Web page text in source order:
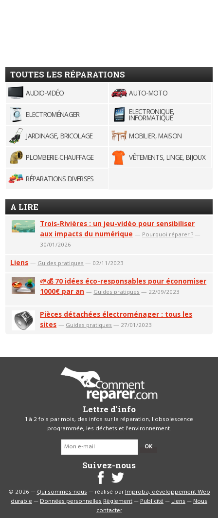
TOUTES LES RÉPARATIONS
AUDIO-VIDÉO AUTO-MOTO
ELECTROMÉNAGER ELECTRONIQUE,
INFORMATIQUE
JARDINAGE, BRICOLAGE
MOBILIER, MAISON
PLOMBERIE-CHAUFFAGE VÊTEMENTS, LINGE, BIJOUX
RÉPARATIONS DIVERSES
A LIRE
Trois-Rivières : un jeu-vidéo pour sensibiliser
aux impacts du numérique — Pourquoi réparer ? —
30/01/2026
Liens — Guides pratiques — 02/11/2023
🌱💰 70 idées éco-responsables pour économiser
1000€ par an — Guides pratiques — 22/09/2023
Pièces détachées électroménager : tous les
sites — Guides pratiques — 27/01/2023
Lettre d'info
1 à 2 fois par mois, des infos sur la réparation, l'obsolescence
programmée, les déchets et l'environnement.
OK
Suivez-nous
© 2026 —Qui sommes-nous— réalisé parImproba, développement Web
durable—Données personnellesRèglement—Publicité—Liens—Nous
contacter